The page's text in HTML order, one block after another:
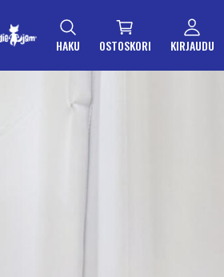
HAKU OSTOSKORI KIRJAUDU